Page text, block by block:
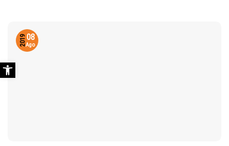
08
Ago
2019
Abrir barra de herramientas